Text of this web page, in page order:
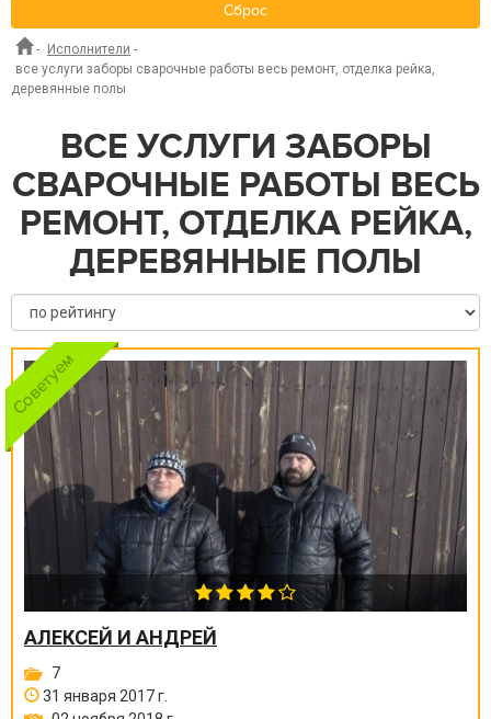
Сброс
- Исполнители -
все услуги заборы сварочные работы весь ремонт, отделка рейка,
деревянные полы
ВСЕ УСЛУГИ ЗАБОРЫ
СВАРОЧНЫЕ РАБОТЫ ВЕСЬ
РЕМОНТ, ОТДЕЛКА РЕЙКА,
ДЕРЕВЯННЫЕ ПОЛЫ
АЛЕКСЕЙ И АНДРЕЙ
7
31 января 2017 г.